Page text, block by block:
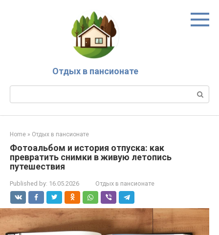
Отдых в пансионате
Search:
Home » Отдых в пансионате
Фотоальбом и история отпуска: как
превратить снимки в живую летопись
путешествия
Published by: 16.05.2026 Отдых в пансионате